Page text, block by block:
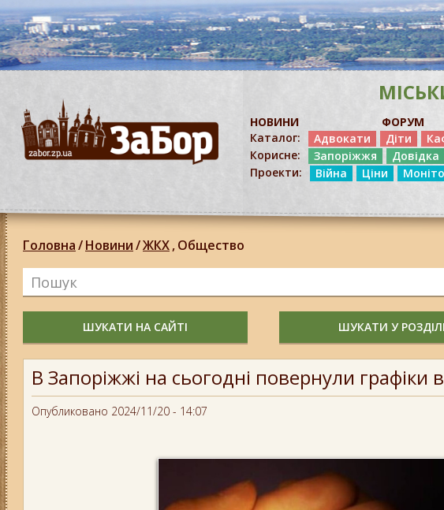
НОВИНИ ФОРУМ
Каталог:
Адвокати Діти
Корисне:
Запоріжжя Довідка
Проекти:
Війна Ціни
Головна/Новини/ЖКХ,Общество
ШУКАТИ НА САЙТІ ШУКАТИ У РОЗДІЛІ
В Запоріжжі на сьогодні повернули графіки
Опубликовано 2024/11/20 - 14:07